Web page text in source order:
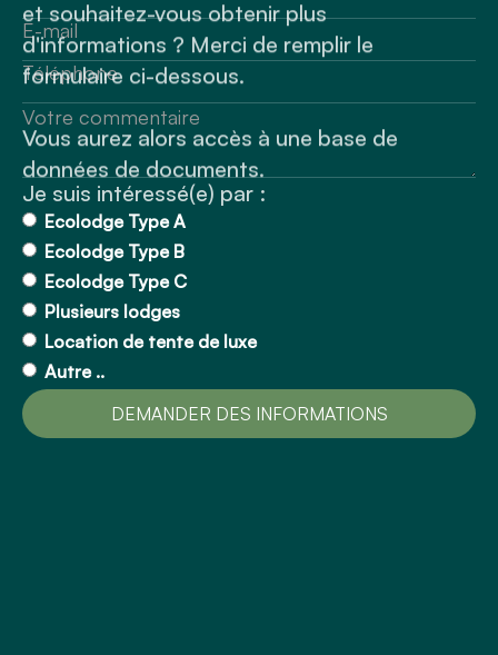
et souhaitez-vous obtenir plus
d'informations ? Merci de remplir le
formulaire ci-dessous.
Vous aurez alors accès à une base de
données de documents.
Je suis intéressé(e) par :
Ecolodge Type A
Ecolodge Type B
Ecolodge Type C
Plusieurs lodges
Location de tente de luxe
Autre ..